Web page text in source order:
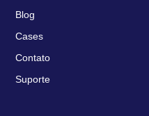
Blog
Cases
Contato
Suporte